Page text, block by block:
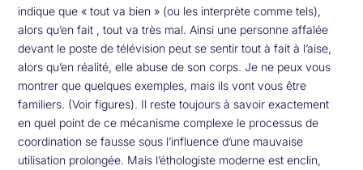
indique que « tout va bien » (ou les interprète comme tels),
alors qu’en fait , tout va très mal. Ainsi une personne affalée
devant le poste de télévision peut se sentir tout à fait à l’aise,
alors qu’en réalité, elle abuse de son corps. Je ne peux vous
montrer que quelques exemples, mais ils vont vous être
familiers. (Voir figures). Il reste toujours à savoir exactement
en quel point de ce mécanisme complexe le processus de
coordination se fausse sous l’influence d’une mauvaise
utilisation prolongée. Mais l’éthologiste moderne est enclin,